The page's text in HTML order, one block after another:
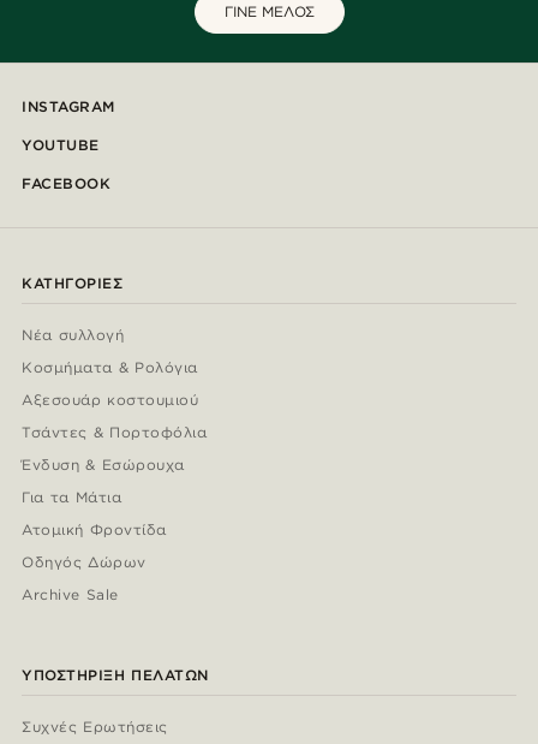
ΓΙΝΕ ΜΕΛΟΣ
INSTAGRAM
YOUTUBE
FACEBOOK
ΚΑΤΗΓΟΡΊΕΣ
Νέα συλλογή
Κοσμήματα & Ρολόγια
Αξεσουάρ κοστουμιού
Τσάντες & Πορτοφόλια
Ένδυση & Εσώρουχα
Για τα Μάτια
Ατομική Φροντίδα
Οδηγός Δώρων
Archive Sale
ΥΠΟΣΤΉΡΙΞΗ ΠΕΛΑΤΏΝ
Συχνές Ερωτήσεις